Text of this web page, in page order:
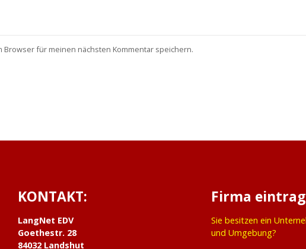
Browser für meinen nächsten Kommentar speichern.
KONTAKT:
LangNet EDV
Goethestr. 28
84032 Landshut
Firma
Sie besitzen ein
und Umgebung?